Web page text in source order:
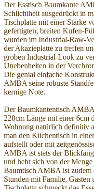
Der Esstisch Baumkante
Schlichtheit ausgedrückt in
Tischplatte mit einer Stärke
gefertigten, breiten Kufen-
wurden im Industrial-Raw-
der Akazieplatte zu treffen
groben Industrial-Look zu
Unebenheiten in der
Die genial einfache
AMBA seine robuste
kernige Note.
Der Baumkantentisch
220cm Länge mit einer 6cm
Wohnung natürlich definitiv
man den Küchentisch in
aufstellt oder mit
AMBA ist stets der
und hebt sich von der
Baumtisch AMBA ist zudem
Stunden mit Familie,